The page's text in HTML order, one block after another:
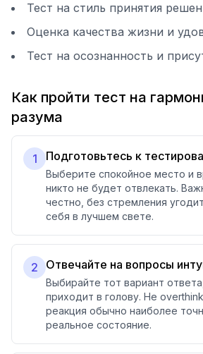
Тест на стиль принятия
Оценка качества жизни и
Тест на осознанность и
Как пройти тест на
разума
1 Подготовьтесь к
Выберите спокойное место и
никто не будет отвлекать.
честно, без стремления
себя в лучшем свете.
2 Отвечайте на вопросы
Выбирайте тот вариант
приходит в голову. Не
реакция обычно наиболее
реальное состояние.